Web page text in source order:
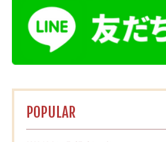
POPULAR